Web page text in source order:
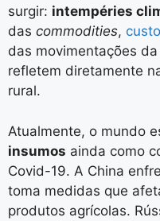
surgir: intempéries
das commodities,
das movimentações
refletem diretamente
rural.
Atualmente, o mundo
insumos ainda como
Covid-19. A China
toma medidas que
produtos agrícolas.